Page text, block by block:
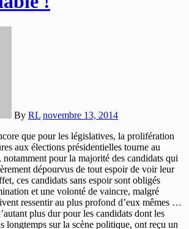
By RL novembre 13, 2014
que pour les législatives, la prolifération
aux élections présidentielles tourne au
pour la majorité des candidats qui
dépourvus de tout espoir de voir leur
ces candidats sans espoir sont obligés
et une volonté de vaincre, malgré
ressentir au plus profond d’eux mêmes …
plus dur pour les candidats dont les
longtemps sur la scène politique, ont reçu un